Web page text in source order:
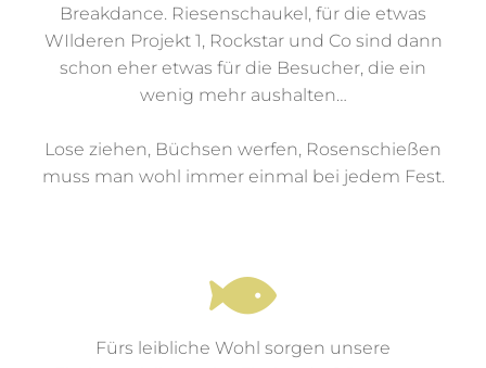
für Familien Babyflug, & Autoscooter oder
Breakdance. Riesenschaukel, für die etwas
WIlderen Projekt 1, Rockstar und Co sind dann
schon eher etwas für die Besucher, die ein
Lose ziehen, Büchsen werfen, Rosenschießen